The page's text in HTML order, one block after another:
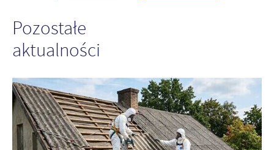
Pozostałe
aktualności